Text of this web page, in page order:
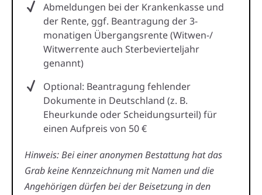
Abmeldungen bei der Krankenkasse und
der Rente, ggf. Beantragung der 3-
monatigen Übergangsrente (Witwen-/
Witwerrente auch Sterbevierteljahr
genannt)
Optional: Beantragung fehlender
Dokumente in Deutschland (z. B.
Eheurkunde oder Scheidungsurteil) für
einen Aufpreis von 50 €
Hinweis: Bei einer anonymen Bestattung hat das
Grab keine Kennzeichnung mit Namen und die
Angehörigen dürfen bei der Beisetzung in den